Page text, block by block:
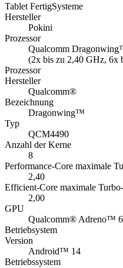
Tablet FertigSysteme
Hersteller
Pokini
Prozessor
Qualcomm
(2x bis zu 2,40 GHz, 6x
Prozessor
Hersteller
Qualcomm®
Bezeichnung
Dragonwing™
Typ
QCM4490
Anzahl der Kerne
8
Performance-Core maximale
2,40
Efficient-Core maximale
2,00
GPU
Qualcomm® Adreno™
Betriebsystem
Version
Android™ 14
Betriebssystem